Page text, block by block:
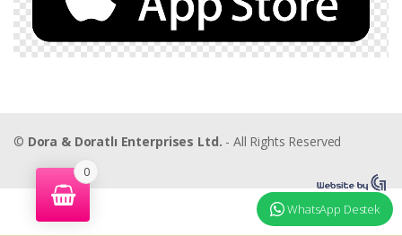
© Dora & Doratlı Enterprises Ltd. - All Rights Reserved
0
WhatsApp Destek